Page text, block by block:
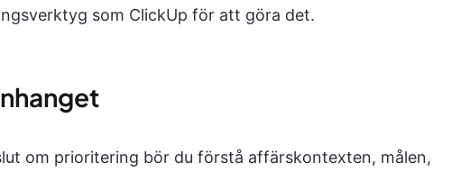
som ClickUp för att göra det.
om prioritering bör du förstå affärskontexten, målen,